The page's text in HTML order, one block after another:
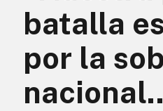
batalla
por la